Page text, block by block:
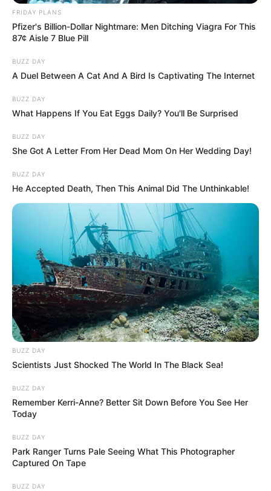
FRIDAY PLANS
Pfizer's Billion-Dollar Nightmare: Men Ditching Viagra For This
87¢ Aisle 7 Blue Pill
BUZZ DAY
A Duel Between A Cat And A Bird Is Captivating The Internet
BUZZ DAY
What Happens If You Eat Eggs Daily? You'll Be Surprised
BUZZ DAY
She Got A Letter From Her Dead Mom On Her Wedding Day!
BUZZ DAY
He Accepted Death, Then This Animal Did The Unthinkable!
BUZZ DAY
Scientists Just Shocked The World In The Black Sea!
BUZZ DAY
Remember Kerri-Anne? Better Sit Down Before You See Her
Today
BUZZ DAY
Park Ranger Turns Pale Seeing What This Photographer
Captured On Tape
BUZZ DAY